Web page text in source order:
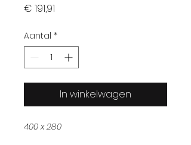
€ 191,91
Aantal *
In winkelwagen
400 x 280